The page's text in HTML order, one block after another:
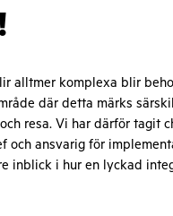
alltmer komplexa blir
där detta märks
resa. Vi har därför tagit
och ansvarig för
inblick i hur en lyckad